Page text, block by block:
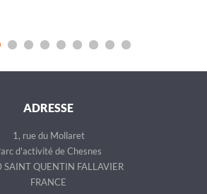
ADRESSE
1, rue du Mollaret
d'activité de Chesnes
SAINT QUENTIN FALLAVIER
FRANCE